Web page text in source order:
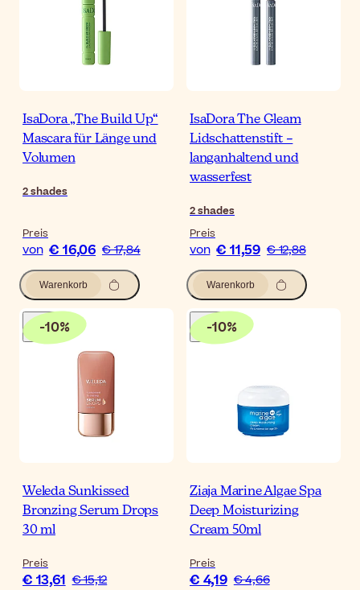
IsaDora „The Build Up“
Mascara für Länge und
Volumen
2shades
Preis
von € 16,06 € 17,84
Warenkorb
IsaDora The Gleam
Lidschattenstift –
langanhaltend und
wasserfest
2shades
Preis
von € 11,59 € 12,88
Warenkorb
-10%
Weleda Sunkissed
Bronzing Serum Drops
30 ml
Preis
€ 13,61 € 15,12
-10%
Ziaja Marine Algae Spa
Deep Moisturizing
Cream 50ml
Preis
€ 4,19 € 4,66